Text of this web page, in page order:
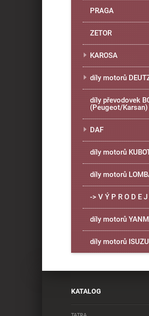
PRAGA
ZETOR
KAROSA
díly motorů
díly převodovek
(Peugeot/Karsan)
DAF
díly motorů
díly motorů
-> V Ý P R O D E
díly motorů
díly motorů ISUZU
KATALOG